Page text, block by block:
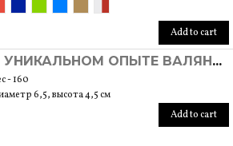
Add to cart
В УНИКАЛЬНОМ ОПЫТЕ ВАЛЯНИЯ НА КОЛЕСЕ
- 160
6,5, высота 4,5 см
Add to cart